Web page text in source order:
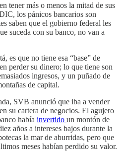
tener más o menos la mitad de sus
los pánicos bancarios son
saben que el gobierno federal les
suceda con su banco, no van a
es que no tiene esa “base” de
perder su dinero; lo que tiene son
ingresos, y un puñado de
de capital.
SVB anunció que iba a vender
su cartera de negocios. El agujero
había invertido un montón de
años a intereses bajos durante la
la mar de aburridas, pero que
meses habían perdido su valor.